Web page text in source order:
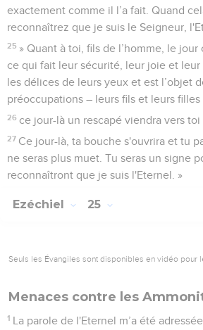
exactement comme il l’a fait. Quand
reconnaîtrez que je suis le Seigneur,
25 » Quant à toi, fils de l’homme, le
ce qui fait leur sécurité, leur joie et
les délices de leurs yeux et est l’objet
préoccupations – leurs fils et leurs filles
26 ce jour-là un rescapé viendra vers
27 Ce jour-là, ta bouche s'ouvrira et tu
ne seras plus muet. Tu seras un signe
reconnaîtront que je suis l'Eternel. »
Ezéchiel 25
Seuls les Évangiles sont disponibles en vidéo pour
Menaces contre les
1 La parole de l'Eternel m’a été